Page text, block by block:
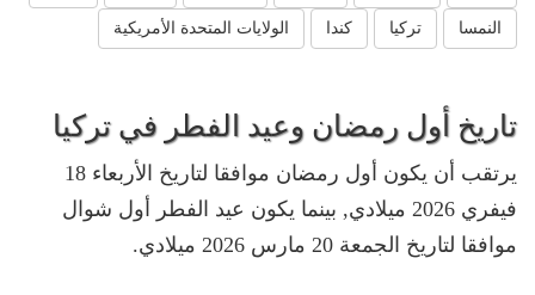
النمسا تركيا كندا الولايات المتحدة الأمريكية
تاريخ أول رمضان وعيد الفطر في تركيا
يرتقب أن يكون أول رمضان موافقا لتاريخ الأربعاء 18
فيفري 2026 ميلادي, بينما يكون عيد الفطر أول شوال
موافقا لتاريخ الجمعة 20 مارس 2026 ميلادي.